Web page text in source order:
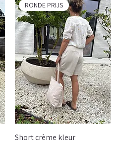
RONDE PRIJS
Short crème kleur